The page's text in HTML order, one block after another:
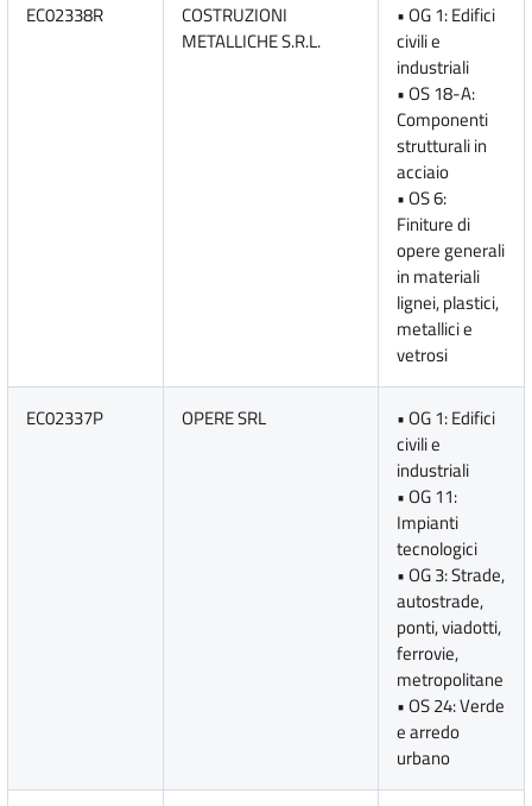
EC02338R
COSTRUZIONI
METALLICHE S.R.L.
• OG 1: Edifici
civili e
industriali
• OS 18-A:
Componenti
strutturali in
acciaio
• OS 6:
Finiture di
opere generali
in materiali
lignei, plastici,
metallici e
vetrosi
EC02337P OPERE SRL
• OG 1: Edifici
civili e
industriali
• OG 11:
Impianti
tecnologici
• OG 3: Strade,
autostrade,
ponti, viadotti,
ferrovie,
metropolitane
• OS 24: Verde
e arredo
urbano